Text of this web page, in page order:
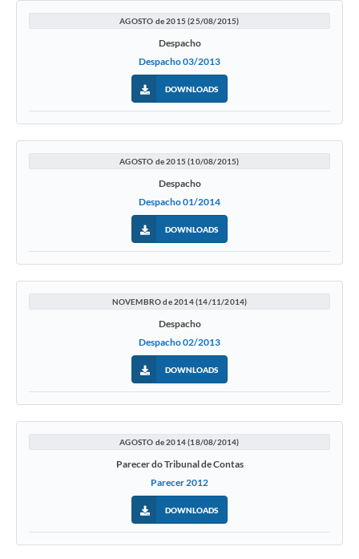
AGOSTO de 2015 (25/08/2015)
Despacho
Despacho 03/2013
DOWNLOADS
AGOSTO de 2015 (10/08/2015)
Despacho
Despacho 01/2014
DOWNLOADS
NOVEMBRO de 2014 (14/11/2014)
Despacho
Despacho 02/2013
DOWNLOADS
AGOSTO de 2014 (18/08/2014)
Parecer do Tribunal de Contas
Parecer 2012
DOWNLOADS